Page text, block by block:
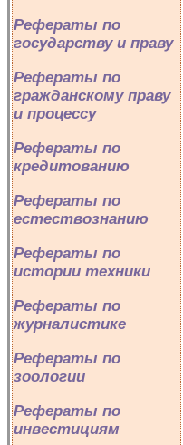
Рефераты по
государству и праву
Рефераты по
гражданскому праву
и процессу
Рефераты по
кредитованию
Рефераты по
естествознанию
Рефераты по
истории техники
Рефераты по
журналистике
Рефераты по
зоологии
Рефераты по
инвестициям